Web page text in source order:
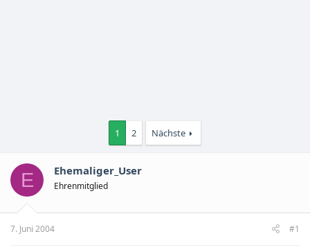
1 2 Nächste
E Ehemaliger_User
Ehrenmitglied
7. Juni 2004 #1